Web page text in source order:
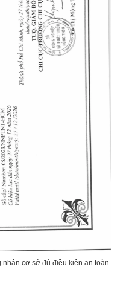
cơ sở đủ điều kiện an toàn